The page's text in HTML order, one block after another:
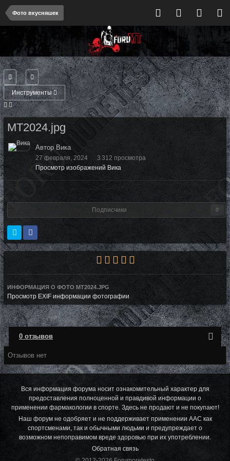
Фото вкусняшек
Инструменты
MT2024.jpg
Автор Вика
27 февраля, 2024
3 312 просмотра
Просмотр изображений Вика
Подписчики 0
ИНФОРМАЦИЯ О ФОТО MT2024.JPG
Просмотр EXIF информации фотографии
0 отзывов
Отзывов нет
Вся информация форума носит ознакомительный характер для
предоставления полноценной и правдивой информации о
применении фармакологии в спорте. Здесь не продают и не покупают!
Наш форум не одобряет и не поддерживает применении ААС как
спортсменами, так и обычными людьми и предупреждает о
возможном непоправимом вреде здоровью при их употреблении.
Обратная связь